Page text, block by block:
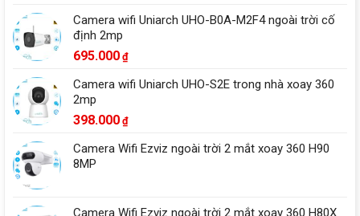
Camera wifi Uniarch UHO-B0A-M2F4 ngoài trời cố
định 2mp
695.000 ₫
Camera wifi Uniarch UHO-S2E trong nhà xoay 360
2mp
398.000 ₫
Camera Wifi Ezviz ngoài trời 2 mắt xoay 360 H90
8MP
Camera Wifi Ezviz ngoài trời 2 mắt xoay 360 H80X